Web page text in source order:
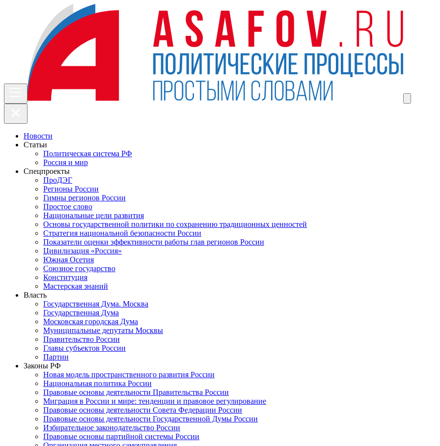
Новости
Статьи
Политическая система РФ
Россия и мир
Спецпроекты
ПроДЭГ
Регионы России
Гимны регионов России
Простое слово
Национальные цели развития
Основы государственной политики по сохранению традиционных ценностей
Стратегия национальной безопасности России
Показатели оценки эффективности работы глав регионов России
Цивилизация «Россия»
Южная Осетия
Союзное государство
Конституция
Мастерская знаний
Власть
Государственная Дума. Москва
Государственная Дума
Московская городская Дума
Муниципальные депутаты Москвы
Правительство России
Главы субъектов России
Партии
Законы РФ
Новая модель пространственного развития России
Национальная политика России
Правовые основы деятельности Правительства России
Миграция в России и мире: тенденции и правовое регулирование
Правовые основы деятельности Совета Федерации России
Правовые основы деятельности Государственной Думы России
Избирательное законодательство России
Правовые основы партийной системы России